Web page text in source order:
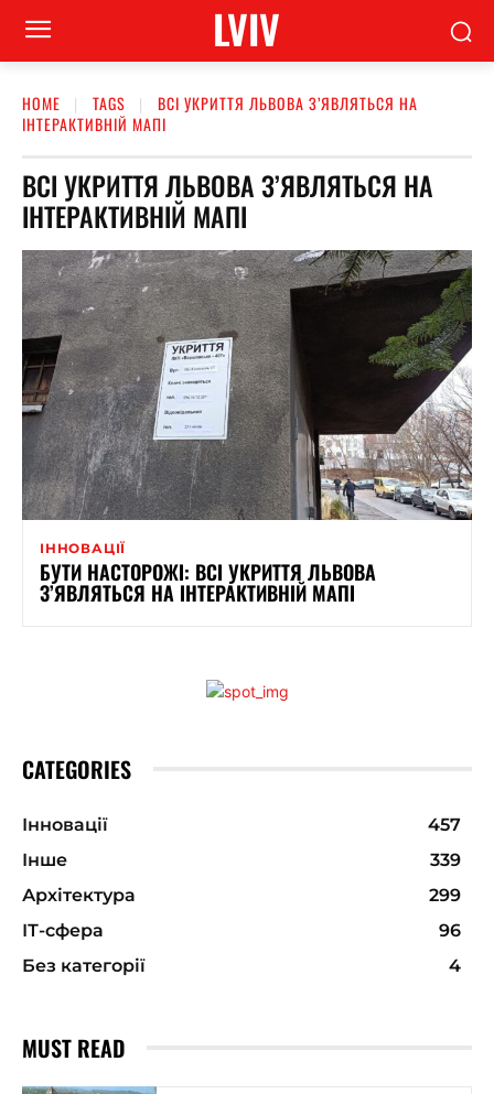
LVIV
HOME TAGS
ВСІ УКРИТТЯ ЛЬВОВА З’ЯВЛЯТЬСЯ НА
ІНТЕРАКТИВНІЙ МАПІ
ВСІ УКРИТТЯ ЛЬВОВА З’ЯВЛЯТЬСЯ НА
ІНТЕРАКТИВНІЙ МАПІ
ІННОВАЦІЇ
БУТИ НАСТОРОЖІ: ВСІ УКРИТТЯ ЛЬВОВА
З’ЯВЛЯТЬСЯ НА ІНТЕРАКТИВНІЙ МАПІ
CATEGORIES
Інновації
457
Інше
339
Архітектура
299
ІТ-сфера
96
Без категорії
4
MUST READ